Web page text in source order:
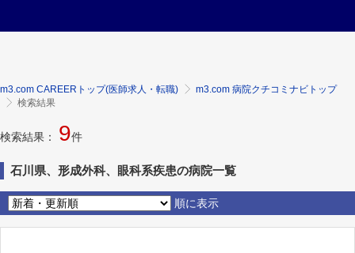
m3.com CAREERトップ(医師求人・転職)
m3.com 病院クチコミナビトップ
検索結果
検索結果： 9件
石川県、形成外科、眼科系疾患の病院一覧
順に表示